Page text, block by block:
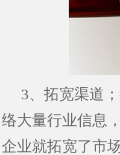
3、拓宽渠道
络大量行业信息
企业就拓宽了市